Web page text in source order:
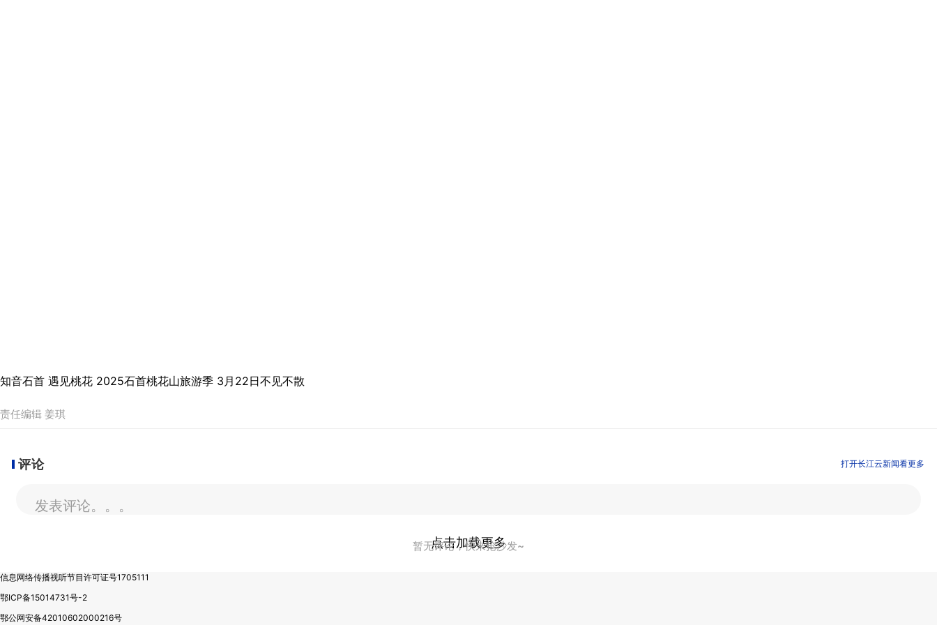
知音石首 遇见桃花 2025石首桃花山旅游季 3月22日不见不散
责任编辑 姜琪
评论 打开长江云新闻看更多
发表评论。。。
暂无评论，快来抢沙发~
点击加载更多
信息网络传播视听节目许可证号1705111
鄂ICP备15014731号-2
鄂公网安备42010602000216号